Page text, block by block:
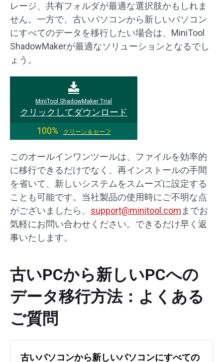
レージ、共有フォルダが最適な選択肢かもしれま
せん。一方で、古いパソコンから新しいパソコン
にすべてのデータを移行したい場合は、MiniTool
ShadowMakerが最適なソリューションとなるでし
ょう。
MiniTool ShadowMaker Trial
クリックしてダウンロード
100%
クリーン＆セーフ
このオールインワンツールは、ファイルを効率的
に移行できるだけでなく、再インストールの手間
を省いて、新しいシステムをスムーズに設定する
ことも可能です。当社製品の使用時にご不明な点
がございましたら、 support@minitool.comまでお
気軽にお問い合わせください。できるだけ早く返
事いたします。
古いPCから新しいPCへの
データ移行方法：よくある
ご質問
古いパソコンから新しいパソコンにすべての